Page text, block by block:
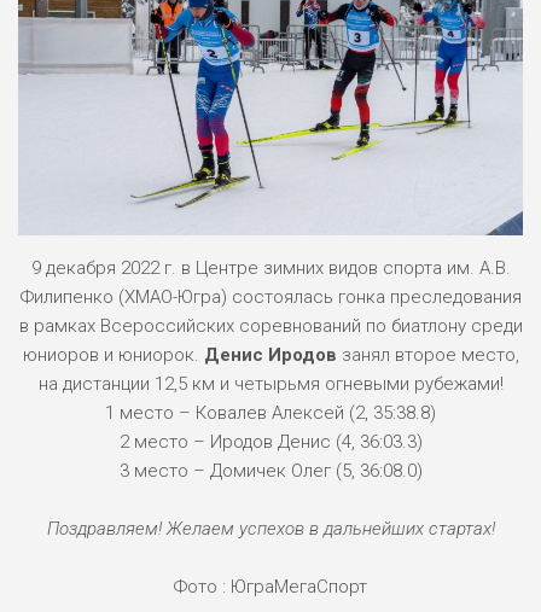
9 декабря 2022 г. в Центре зимних видов спорта им. А.В.
Филипенко (ХМАО-Югра) состоялась гонка преследования
в рамках Всероссийских соревнований по биатлону среди
юниоров и юниорок. Денис Иродов занял второе место,
на дистанции 12,5 км и четырьмя огневыми рубежами!
1 место – Ковалев Алексей (2, 35:38.8)
2 место – Иродов Денис (4, 36:03.3)
3 место – Домичек Олег (5, 36:08.0)
Поздравляем! Желаем успехов в дальнейших стартах!
Фото : ЮграМегаСпорт